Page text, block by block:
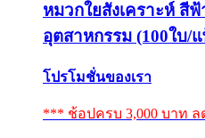
หมวกใยสังเคราะห์ สี
อุตสาหกรรม (100ใบ/
โปรโมชั่นของเรา
*** ช้อปครบ 3,000 บาท ล